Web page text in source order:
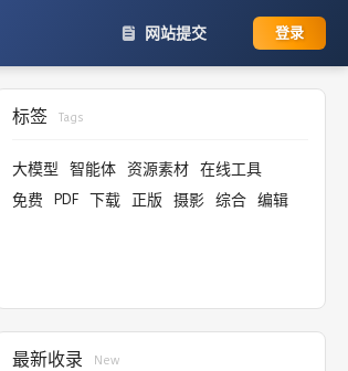
网站提交 登录
标签 Tags
大模型 智能体 资源素材 在线工具
免费 PDF 下载 正版 摄影 综合 编辑
最新收录 New